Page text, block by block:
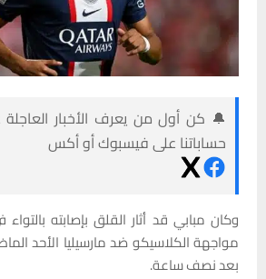
🔔 كن أول من يعرف الأخبار العاجلة
حساباتنا على فيسبوك أو أكس
وكان مبابي قد أثار القلق بإصابته
مواجهة الكلاسيكو ضد مارسيليا الأحد
بعد نصف ساعة.